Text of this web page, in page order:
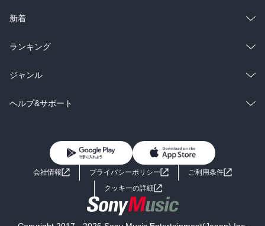
ラノベ
雑誌・グラビア
BL・TL
総合
ラノベ
雑誌・グラビア
BL・TL
新着
総合
ラノベ
雑誌・グラビア
ランキング
総合
ラノベ
ジャンル
コミック
ライトノベル 男子向けラノベ
小説
海外小説
ヘルプ&サポート
よくあるご質問 お問い合わせ
会社情報 プライバシーポリシー
ご利用条件
クッキーの詳細